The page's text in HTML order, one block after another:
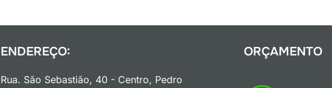
ENDEREÇO:
Rua. São Sebastião, 40 - Centro, Pedro
ORÇAMENTO